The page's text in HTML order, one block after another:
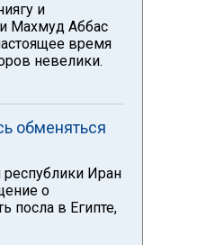
и
Махмуд Аббас
время
невелики.
обменяться
Иран
о
посла в Египте,